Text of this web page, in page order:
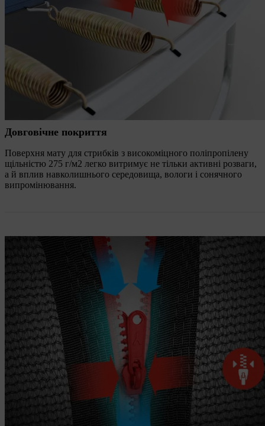
Довговічне покриття
Поверхня мату для стрибків з високоміцного поліпропілену
щільністю 275 г/м2 легко витримує не тільки активні розваги,
а й вплив навколишнього середовища, вологи і сонячного
випромінювання.